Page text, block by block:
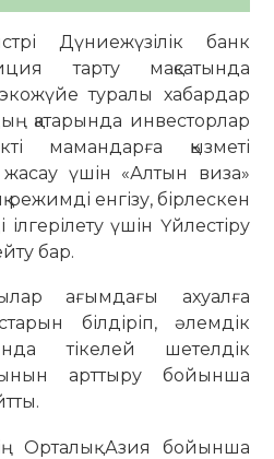
Дүниежүзілік банк
тарту мақсатында
экожүйе туралы хабардар
қатарында инвесторлар
мамандарға қызметі
үшін «Алтын виза»
режимді енгізу, бірлескен
үшін Үйлестіру
бар.
ағымдағы ахуалға
білдіріп, әлемдік
тікелей шетелдік
арттыру бойынша
Орталық Азия бойынша